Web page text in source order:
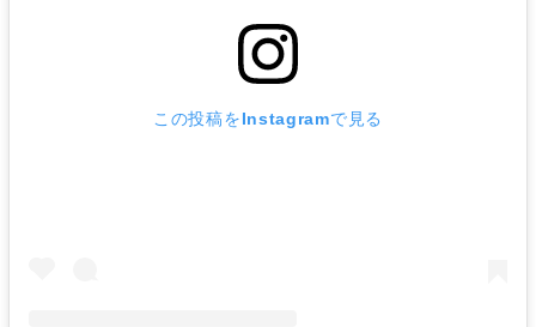
この投稿をInstagramで見る